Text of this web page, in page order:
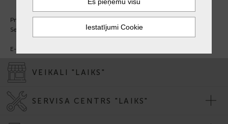
Pm. - Pkt. 09:00 - 18:00
Sest. un Sv. - brīvs.
E-pasts:
VEIKALI "LAIKS"
SERVISA CENTRS "LAIKS"